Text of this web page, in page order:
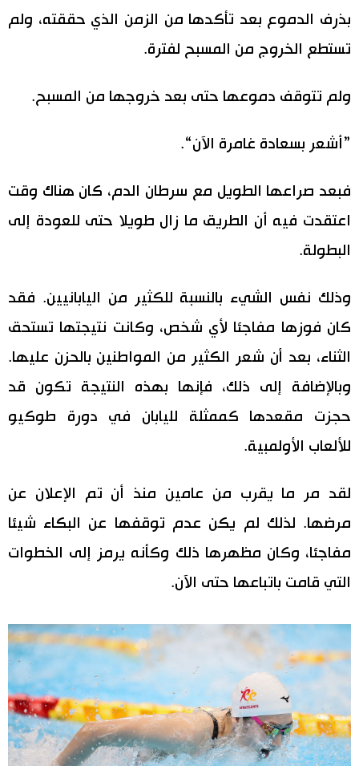
إعلان
بذرف الدموع بعد تأكدها من الزمن الذي حققته، ولم
تستطع الخروج من المسبح لفترة.
ولم تتوقف دموعها حتى بعد خروجها من المسبح.
”أشعر بسعادة غامرة الآن“.
فبعد صراعها الطويل مع سرطان الدم، كان هناك وقت
اعتقدت فيه أن الطريق ما زال طويلا حتى للعودة إلى
البطولة.
وذلك نفس الشيء بالنسبة للكثير من اليابانيين. فقد
كان فوزها مفاجئا لأي شخص، وكانت نتيجتها تستحق
الثناء، بعد أن شعر الكثير من المواطنين بالحزن عليها.
وبالإضافة إلى ذلك، فإنها بهذه النتيجة تكون قد
حجزت مقعدها كممثلة لليابان في دورة طوكيو
للألعاب الأولمبية.
لقد مر ما يقرب من عامين منذ أن تم الإعلان عن
مرضها. لذلك لم يكن عدم توقفها عن البكاء شيئا
مفاجئا، وكان مظهرها ذلك وكأنه يرمز إلى الخطوات
التي قامت باتباعها حتى الآن.